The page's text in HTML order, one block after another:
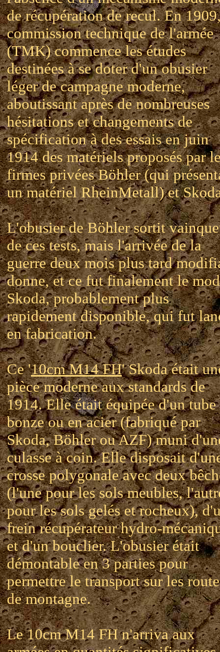
de récupération de recul. En
commission technique de l'armée
(TMK) commence les études
destinées à se doter d'un obusier
léger de campagne moderne,
aboutissant après de nombreuses
hésitations et changements de
spécification à des essais en juin
1914 des matériels proposés par
firmes privées Böhler (qui
un matériel RheinMetall) et
L'obusier de Böhler sortit
de ces tests, mais l'arrivée de la
guerre deux mois plus tard
donne, et ce fut finalement le
Skoda, probablement plus
rapidement disponible, qui fut
en fabrication.
Ce '10cm M14 FH' Skoda était
pièce moderne aux standards de
1914. Elle était équipée d'un tube
bonze ou en acier (fabriqué par
Skoda, Böhler ou AZF) muni
culasse à coin. Elle disposait
crosse polygonale avec deux
(l'une pour les sols meubles,
pour les sols gelés et rocheux),
frein récupérateur hydro-
et d'un bouclier. L'obusier était
démontable en 3 parties pour
permettre le transport sur les
de montagne.
Le 10cm M14 FH n'arriva aux